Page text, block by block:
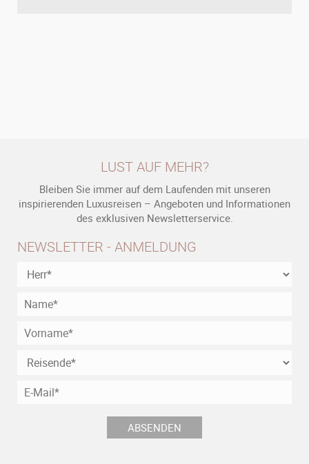
LUST AUF MEHR?
Bleiben Sie immer auf dem Laufenden mit unseren
inspirierenden Luxusreisen – Angeboten und Informationen
des exklusiven Newsletterservice.
NEWSLETTER - ANMELDUNG